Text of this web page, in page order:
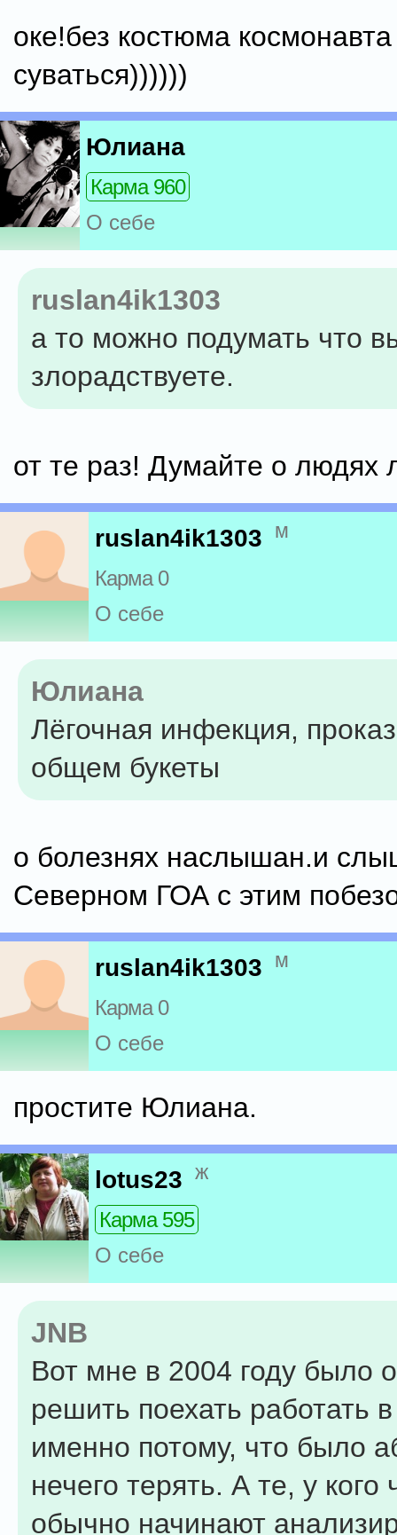
оке!без костюма
суваться))))))
Юлиана
Карма 960
О себе
ruslan4ik1303
а то можно подумать что
злорадствуете.
от те раз! Думайте о людях
ruslan4ik1303 м
Карма 0
О себе
Юлиана
Лёгочная инфекция,
общем букеты
о болезнях наслышан.и
Северном ГОА с этим
ruslan4ik1303 м
Карма 0
О себе
простите Юлиана.
lotus23 ж
Карма 595
О себе
JNB
Вот мне в 2004 году было
решить поехать работать
именно потому, что было
нечего терять. А те, у кого
обычно начинают